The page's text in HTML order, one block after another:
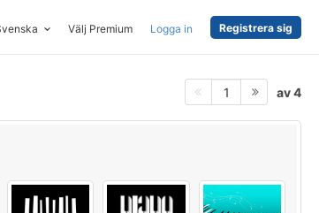
Välj Premium Logga in Registrera sig
1 av 4